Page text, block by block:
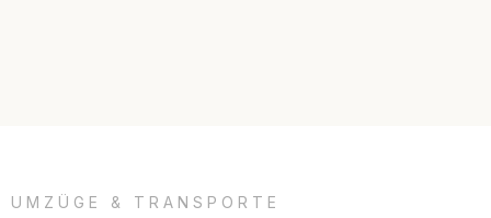
UMZÜGE & TRANSPORTE